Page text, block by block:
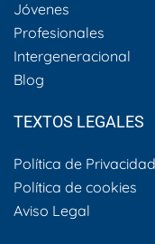
Jóvenes
Profesionales
Intergeneracional
Blog
TEXTOS LEGALES
Política de Privacidad
Política de cookies
Aviso Legal